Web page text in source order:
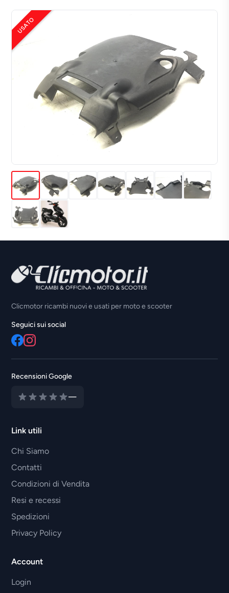
USATO
Clicmotor ricambi nuovi e usati per moto e scooter
Seguici sui social
Recensioni Google
—
Link utili
Chi Siamo
Contatti
Condizioni di Vendita
Resi e recessi
Spedizioni
Privacy Policy
Account
Login